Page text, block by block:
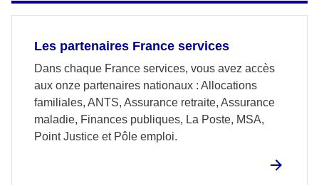
Les partenaires France services
Dans chaque France services, vous avez accès
aux onze partenaires nationaux : Allocations
familiales, ANTS, Assurance retraite, Assurance
maladie, Finances publiques, La Poste, MSA,
Point Justice et Pôle emploi.